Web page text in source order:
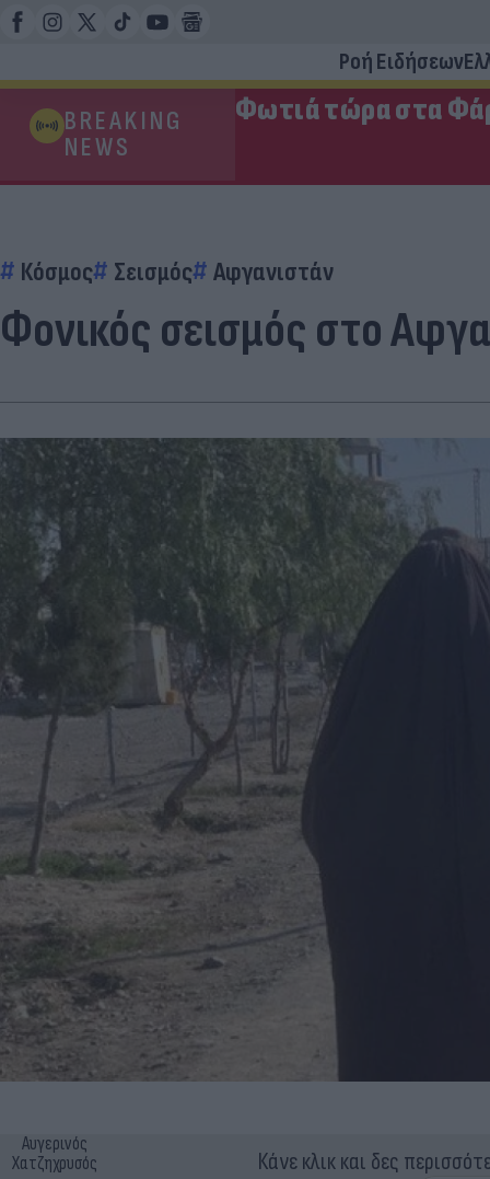
Ροή Ειδήσεων
BREAKING
NEWS
Φωτιά τώρα στα
Κόσμος Σεισμός Αφγανιστάν
Φονικός σεισμός στο
Αυγερινός
Χατζηχρυσός
Κάνε κλικ και δες